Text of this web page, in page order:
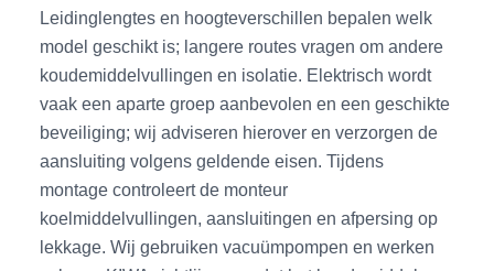
Leidinglengtes en hoogteverschillen bepalen welk
model geschikt is; langere routes vragen om andere
koudemiddelvullingen en isolatie. Elektrisch wordt
vaak een aparte groep aanbevolen en een geschikte
beveiliging; wij adviseren hierover en verzorgen de
aansluiting volgens geldende eisen. Tijdens
montage controleert de monteur
koelmiddelvullingen, aansluitingen en afpersing op
lekkage. Wij gebruiken vacuümpompen en werken